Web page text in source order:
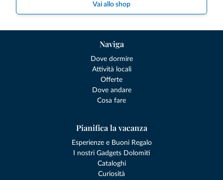
Vai allo shop
Naviga
Dove dormire
Attività locali
Offerte
Dove andare
Cosa fare
Pianifica la vacanza
Esperienze e Buoni Regalo
I nostri Gadgets Dolomiti
Cataloghi
Curiosità